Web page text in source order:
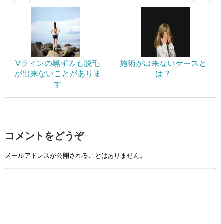
Vラインの黒ずみも脱毛
が出来ないことがありま
す
施術が出来ないケースと
は？
コメントをどうぞ
メールアドレスが公開されることはありません。